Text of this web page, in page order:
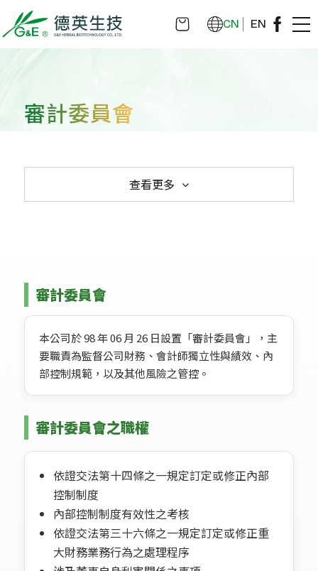
CN EN
審計委員會
查看更多
審計委員會
本公司於 98 年 06 月 26 日設置「審計委員會」，主
要職責為監督公司財務、會計師獨立性與績效、內
部控制規範，以及其他風險之管控。
審計委員會之職權
依證交法第十四條之一規定訂定或修正內部
控制制度
內部控制制度有效性之考核
依證交法第三十六條之一規定訂定或修正重
大財務業務行為之處理程序